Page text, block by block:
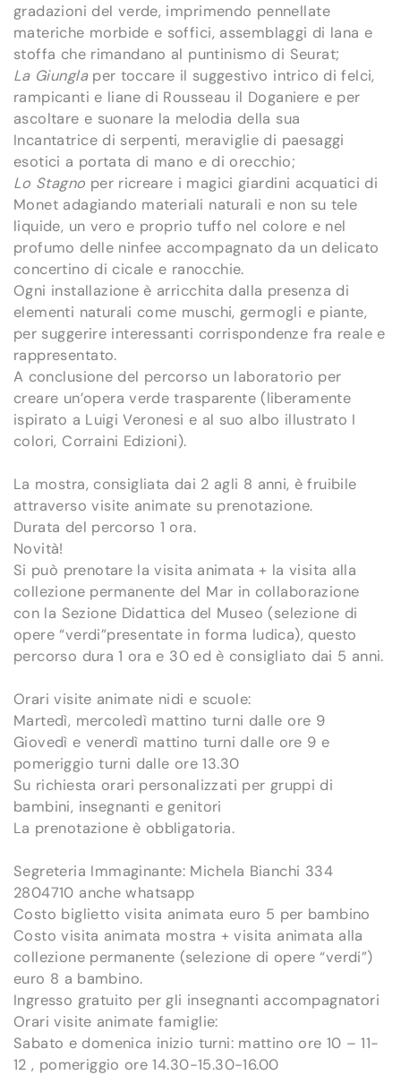
gradazioni del verde, imprimendo pennellate
materiche morbide e soffici, assemblaggi di lana e
stoffa che rimandano al puntinismo di Seurat;
La Giunglaper toccare il suggestivo intrico di felci,
rampicanti e liane di Rousseau il Doganiere e per
ascoltare e suonare la melodia della sua
Incantatrice di serpenti, meraviglie di paesaggi
esotici a portata di mano e di orecchio;
Lo Stagno per ricreare i magici giardini acquatici di
Monet adagiando materiali naturali e non su tele
liquide, un vero e proprio tuffo nel colore e nel
profumo delle ninfee accompagnato da un delicato
concertino di cicale e ranocchie.
Ogni installazione è arricchita dalla presenza di
elementi naturali come muschi, germogli e piante,
per suggerire interessanti corrispondenze fra reale e
rappresentato.
A conclusione del percorso un laboratorio per
creare un’opera verde trasparente (liberamente
ispirato a Luigi Veronesi e al suo albo illustrato I
colori, Corraini Edizioni).
La mostra, consigliata dai 2 agli 8 anni, è fruibile
attraverso visite animate su prenotazione.
Durata del percorso 1 ora.
Novità!
Si può prenotare la visita animata + la visita alla
collezione permanente del Mar in collaborazione
con la Sezione Didattica del Museo (selezione di
opere “verdi”presentate in forma ludica), questo
percorso dura 1 ora e 30 ed è consigliato dai 5 anni.
Orari visite animate nidi e scuole:
Martedì, mercoledì mattino turni dalle ore 9
Giovedì e venerdì mattino turni dalle ore 9 e
pomeriggio turni dalle ore 13.30
Su richiesta orari personalizzati per gruppi di
bambini, insegnanti e genitori
La prenotazione è obbligatoria.
Segreteria Immaginante: Michela Bianchi 334
2804710 anche whatsapp
Costo biglietto visita animata euro 5 per bambino
Costo visita animata mostra + visita animata alla
collezione permanente (selezione di opere “verdi”)
euro 8 a bambino.
Ingresso gratuito per gli insegnanti accompagnatori
Orari visite animate famiglie:
Sabato e domenica inizio turni: mattino ore 10 – 11-
12 , pomeriggio ore 14.30-15.30-16.00